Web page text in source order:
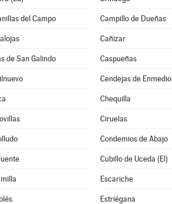
del Campo Campillo de Dueñas
Cañizar
de San Galindo Caspueñas
Cendejas de Enmedio
Chequilla
Ciruelas
Condemios de Abajo
Cubillo de Uceda (El)
Escariche
Estriégana